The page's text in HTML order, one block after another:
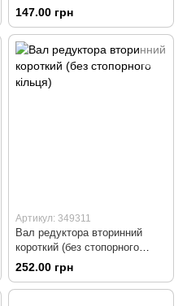
147.00 грн
Артикул: 349311
Вал редуктора вторинний
короткий (без стопорного
кільця)
252.00 грн